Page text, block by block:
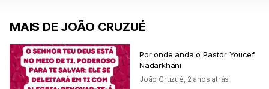
MAIS DE JOÃO CRUZUÉ
Por onde anda o Pastor Youcef
Nadarkhani
João Cruzué, 2 anos atrás